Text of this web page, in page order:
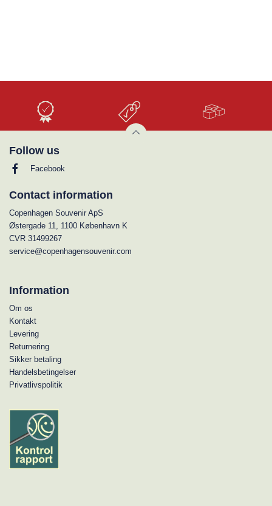
Kvalitet
Lave
Follow us
Facebook
Contact information
Copenhagen Souvenir ApS
Østergade 11, 1100 København K
CVR 31499267
service@copenhagensouvenir.com
Information
Om os
Kontakt
Levering
Returnering
Sikker betaling
Handelsbetingelser
Privatlivspolitik